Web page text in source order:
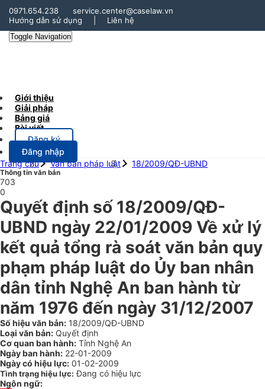
0971.654.238
service.center@caselaw.vn
Hướng dẫn sử dụng
Liên hệ
Toggle Navigation
Giới thiệu
Giải pháp
Bảng giá
Bài viết
Đăng ký
Đăng nhập
Trang chủ
Văn bản pháp luật 18/2009/QĐ-UBND
Thông tin văn bản
703
0
Quyết định số 18/2009/QĐ-
UBND ngày 22/01/2009 Về xử lý
kết quả tổng rà soát văn bản quy
phạm pháp luật do Ủy ban nhân
dân tỉnh Nghệ An ban hành từ
năm 1976 đến ngày 31/12/2007
Số hiệu văn bản: 18/2009/QĐ-UBND
Loại văn bản: Quyết định
Cơ quan ban hành: Tỉnh Nghệ An
Ngày ban hành: 22-01-2009
Ngày có hiệu lực: 01-02-2009
Tình trạng hiệu lực: Đang có hiệu lực
Ngôn ngữ: